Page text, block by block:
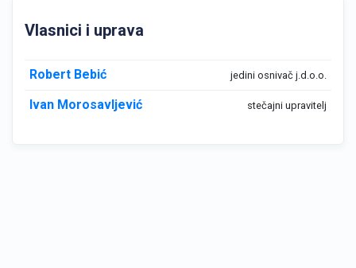
Vlasnici i uprava
Robert Bebić jedini osnivač j.d.o.o.
Ivan Morosavljević stečajni upravitelj